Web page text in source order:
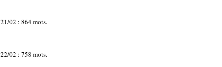
21/02 : 864 mots.
22/02 : 758 mots.